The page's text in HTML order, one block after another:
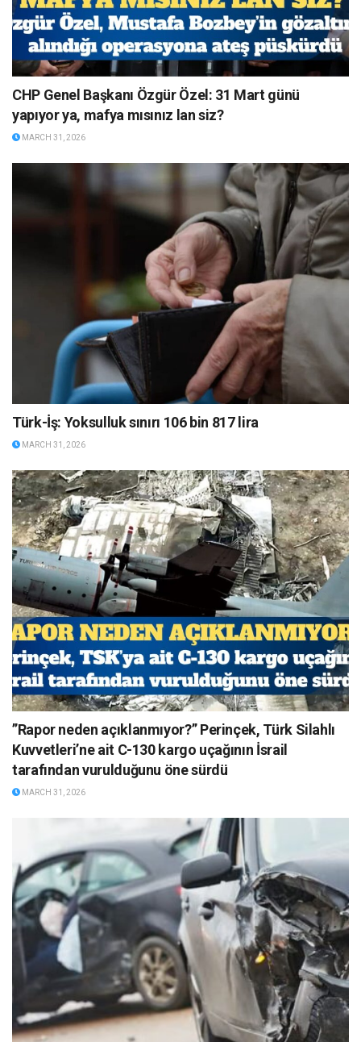
CHP Genel Başkanı Özgür Özel: 31 Mart günü
yapıyor ya, mafya mısınız lan siz?
MARCH 31, 2026
Türk-İş: Yoksulluk sınırı 106 bin 817 lira
MARCH 31, 2026
”Rapor neden açıklanmıyor?” Perinçek, Türk Silahlı
Kuvvetleri’ne ait C-130 kargo uçağının İsrail
tarafından vurulduğunu öne sürdü
MARCH 31, 2026